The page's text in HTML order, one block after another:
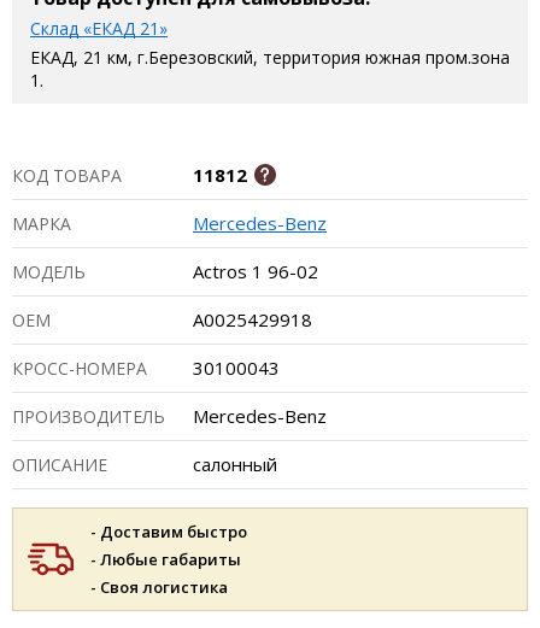
Склад «ЕКАД 21»
ЕКАД, 21 км, г.Березовский, территория южная пром.зона
1.
КОД ТОВАРА 11812
МАРКА Mercedes-Benz
МОДЕЛЬ Actros 1 96-02
ОЕМ A0025429918
КРОСС-НОМЕРА 30100043
ПРОИЗВОДИТЕЛЬ Mercedes-Benz
ОПИСАНИЕ салонный
- Доставим быстро
- Любые габариты
- Своя логистика